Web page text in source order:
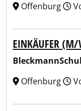
Offenburg
EINKÄUFER
Offenburg